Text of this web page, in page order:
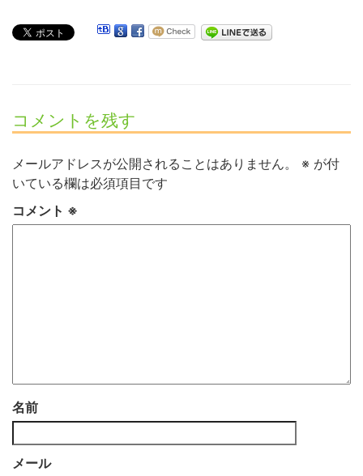
コメントを残す
メールアドレスが公開されることはありません。 ※ が付
いている欄は必須項目です
コメント ※
名前
メール